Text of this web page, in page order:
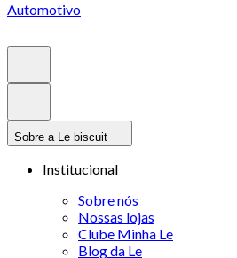
Automotivo
Sobre a Le biscuit
Institucional
Sobre nós
Nossas lojas
Clube Minha Le
Blog da Le